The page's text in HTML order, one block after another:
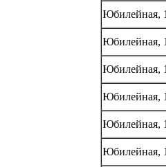
Юбилейная,
Юбилейная,
Юбилейная,
Юбилейная,
Юбилейная,
Юбилейная,